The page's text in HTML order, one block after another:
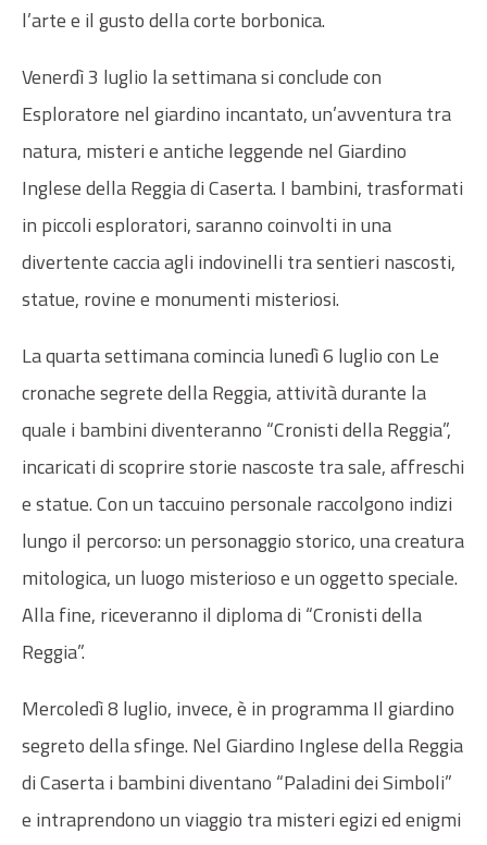
l’arte e il gusto della corte borbo­nica.
Venerdì 3 luglio la settimana si conclude con
Esploratore nel giardino incantato, un’avventura tra
natura, misteri e antiche leggende nel Giardino
Inglese della Reggia di Caserta. I bambini, trasformati
in piccoli esploratori, saranno coin­volti in una
divertente caccia agli indovinelli tra sentieri nascosti,
statue, rovine e monumenti misteriosi.
La quarta settimana comincia lunedì 6 luglio con Le
cronache segrete della Reggia, attività durante la
quale i bambini diventeranno “Cronisti della Reggia”,
incaricati di scoprire storie nascoste tra sale, affreschi
e statue. Con un taccuino personale raccolgono indizi
lungo il percorso: un personaggio storico, una creatura
mitologica, un luogo misterioso e un oggetto speciale.
Alla fine, riceveranno il diploma di “Cronisti della
Reggia”.
Mercoledì 8 luglio, invece, è in programma Il giardino
segreto della sfinge. Nel Giardino Inglese della Reggia
di Caserta i bambini diventano “Paladini dei Simboli”
e intraprendono un viaggio tra misteri egizi ed enigmi